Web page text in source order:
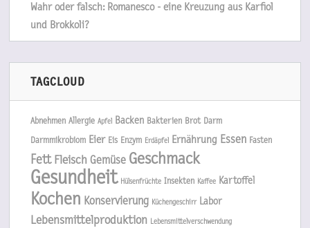
Wahr oder falsch: Romanesco - eine Kreuzung aus Karfiol
und Brokkoli?
TAGCLOUD
Abnehmen Allergie Apfel Backen Bakterien Brot Darm
Darmmikrobiom Eier Eis Enzym Erdäpfel Ernährung Essen Fasten
Fett Fleisch Gemüse Geschmack
Gesundheit Hülsenfrüchte Insekten Kaffee Kartoffel
Kochen Konservierung Küchengeschirr Labor
Lebensmittelproduktion Lebensmittelverschwendung